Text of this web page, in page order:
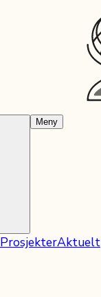
Meny
ProsjekterAktuelt